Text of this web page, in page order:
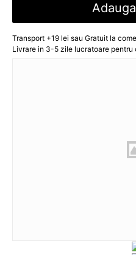
Transport +19 lei sau Gratuit la
Livrare in 3-5 zile lucratoare pentru